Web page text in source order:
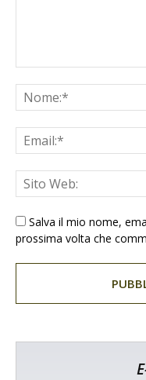
Salva il mio nome,
prossima volta che